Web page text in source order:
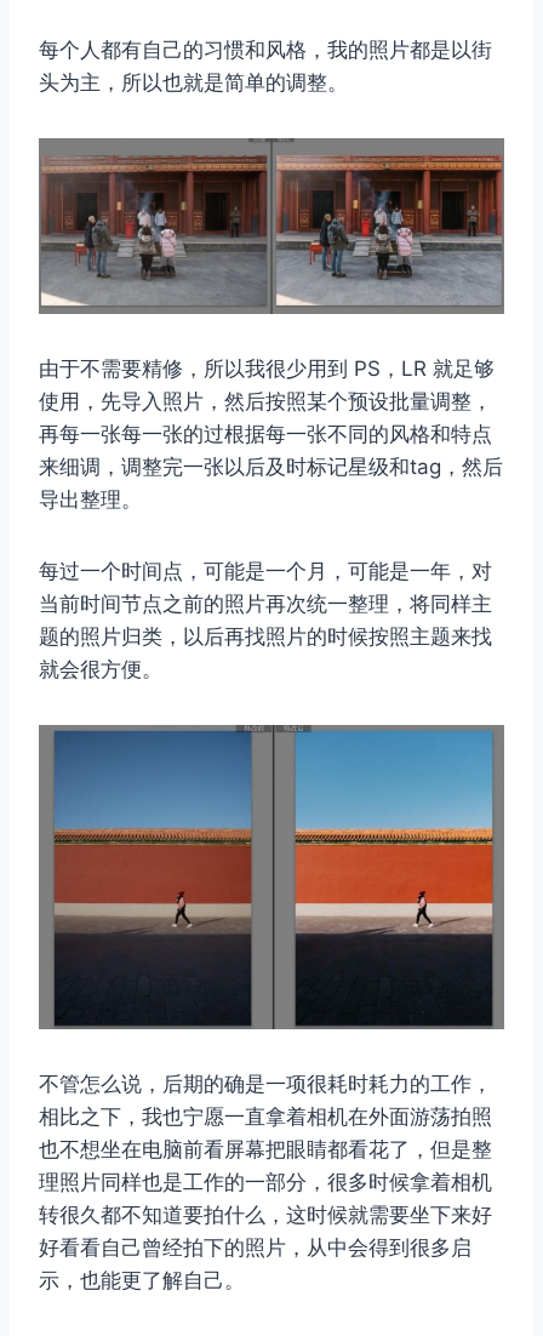
每个人都有自己的习惯和风格，我的照片都是以街
头为主，所以也就是简单的调整。
由于不需要精修，所以我很少用到 PS，LR 就足够
使用，先导入照片，然后按照某个预设批量调整，
再每一张每一张的过根据每一张不同的风格和特点
来细调，调整完一张以后及时标记星级和tag，然后
导出整理。
每过一个时间点，可能是一个月，可能是一年，对
当前时间节点之前的照片再次统一整理，将同样主
题的照片归类，以后再找照片的时候按照主题来找
就会很方便。
不管怎么说，后期的确是一项很耗时耗力的工作，
相比之下，我也宁愿一直拿着相机在外面游荡拍照
也不想坐在电脑前看屏幕把眼睛都看花了，但是整
理照片同样也是工作的一部分，很多时候拿着相机
转很久都不知道要拍什么，这时候就需要坐下来好
好看看自己曾经拍下的照片，从中会得到很多启
示，也能更了解自己。
取消